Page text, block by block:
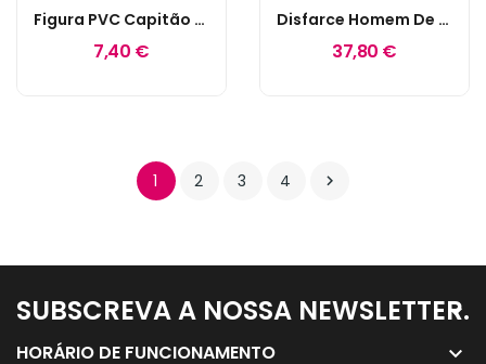
Figura PVC Capitão América
7,40 €
Disfarce Homem De Ferro Endgame Clássico
37,80 €
1 2 3 4 
SUBSCREVA A NOSSA NEWSLETTER.
keyboard_arrow_down
HORÁRIO DE FUNCIONAMENTO keyboard_arrow_down